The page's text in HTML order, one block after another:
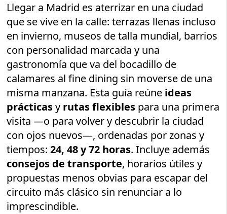
Llegar a Madrid es aterrizar en una ciudad
que se vive en la calle: terrazas llenas incluso
en invierno, museos de talla mundial, barrios
con personalidad marcada y una
gastronomía que va del bocadillo de
calamares al fine dining sin moverse de una
misma manzana. Esta guía reúne ideas
prácticasy rutas flexibles para una primera
visita —o para volver y descubrir la ciudad
con ojos nuevos—, ordenadas por zonas y
tiempos:24, 48 y 72 horas. Incluye además
consejos de transporte, horarios útiles y
propuestas menos obvias para escapar del
circuito más clásico sin renunciar a lo
imprescindible.